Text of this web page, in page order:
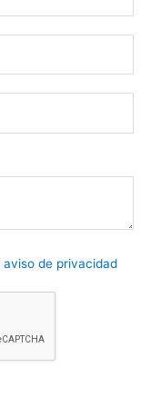
aviso de privacidad